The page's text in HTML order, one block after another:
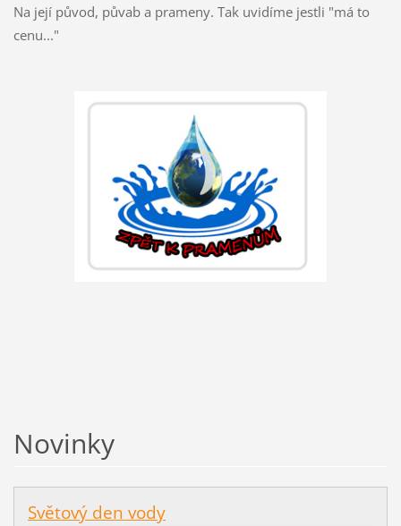
Na její původ, půvab a prameny. Tak uvidíme jestli "má to
cenu..."
Novinky
Světový den vody